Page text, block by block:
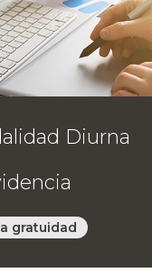
Diurna
gratuidad